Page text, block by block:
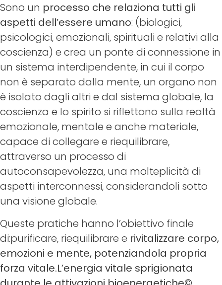
Sono un processo che relaziona tutti gli
aspetti dell’essere umano: (biologici,
psicologici, emozionali, spirituali e relativi alla
coscienza) e crea un ponte di connessione in
un sistema interdipendente, in cui il corpo
non è separato dalla mente, un organo non
è isolato dagli altri e dal sistema globale, la
coscienza e lo spirito si riflettono sulla realtà
emozionale, mentale e anche materiale,
capace di collegare e riequilibrare,
attraverso un processo di
autoconsapevolezza, una molteplicità di
aspetti interconnessi, considerandoli sotto
una visione globale.
Queste pratiche hanno l’obiettivo finale
di:purificare, riequilibrare e rivitalizzare corpo,
emozioni e mente, potenziandola propria
forza vitale.L’energia vitale sprigionata